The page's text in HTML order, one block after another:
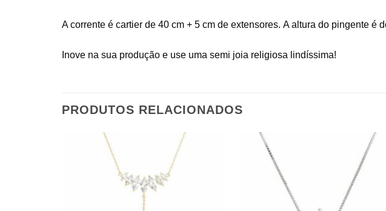
A corrente é cartier de 40 cm + 5 cm de extensores. A altura do pingente
Inove na sua produção e use uma semi joia religiosa lindíssima!
PRODUTOS RELACIONADOS